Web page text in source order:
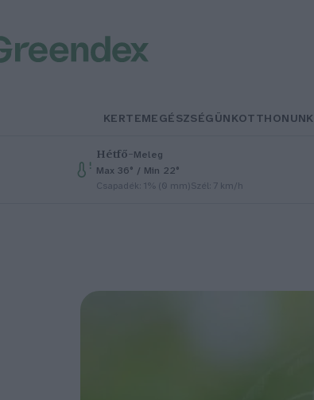
KERTEMEGÉSZSÉGÜNKOTTHONUNK
Hétfő–Meleg
Max 36° / Min 22°
Csapadék: 1% (0 mm)Szél: 7 km/h